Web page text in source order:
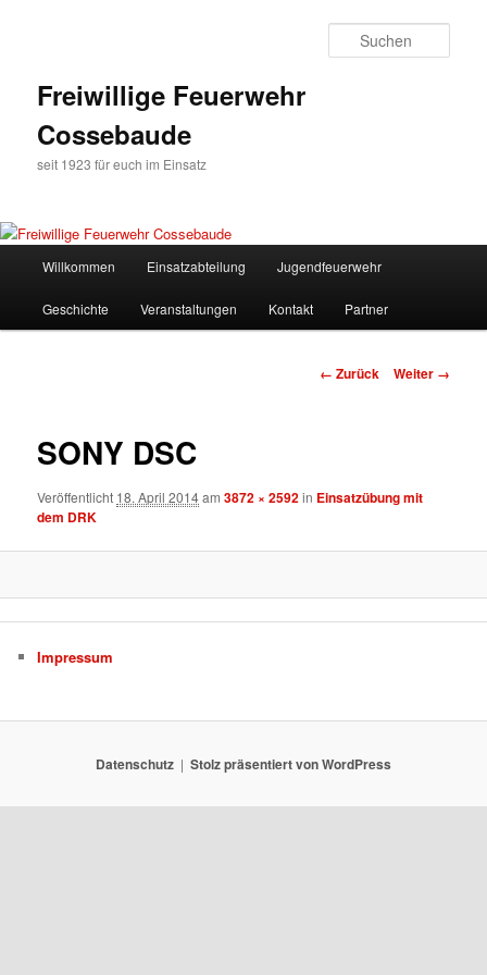
Freiwillige Feuerwehr
Cossebaude
seit 1923 für euch im Einsatz
Willkommen Einsatzabteilung Jugendfeuerwehr
Geschichte Veranstaltungen Kontakt Partner
Bilder-
← Zurück Weiter →
SONY DSC
Veröffentlicht 18. April 2014am3872 × 2592in Einsatzübung mit
dem DRK
Impressum
Datenschutz Stolz präsentiert von WordPress